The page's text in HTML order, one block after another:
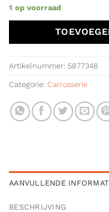
1 op voorraad
Artikelnummer: 5877348
Categorie: Carrosserie
AANVULLENDE
BESCHRIJVING